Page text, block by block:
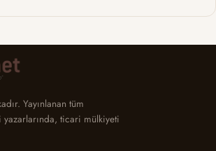
Yayınlanan tüm
ticari mülkiyeti